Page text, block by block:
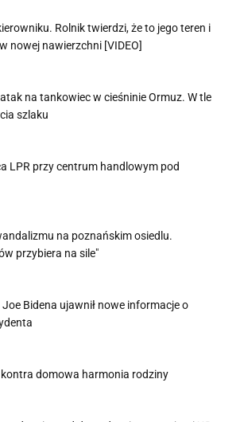
Rolnik twierdzi, że to jego teren i
nowej nawierzchni [VIDEO]
na tankowiec w cieśninie Ormuz. W tle
szlaku
LPR przy centrum handlowym pod
na poznańskim osiedlu.
przybiera na sile"
Joe Bidena ujawnił nowe informacje o
domowa harmonia rodziny